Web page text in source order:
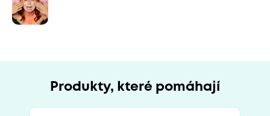
Produkty, které pomáhají